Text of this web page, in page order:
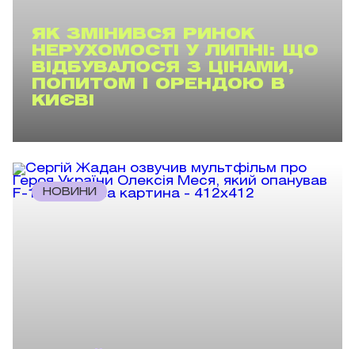
ЯК ЗМІНИВСЯ РИНОК
НЕРУХОМОСТІ У ЛИПНІ: ЩО
ВІДБУВАЛОСЯ З ЦІНАМИ,
ПОПИТОМ І ОРЕНДОЮ В
КИЄВІ
НОВИНИ